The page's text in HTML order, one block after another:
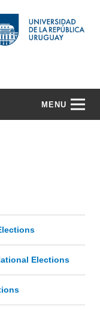
MENU
Elections